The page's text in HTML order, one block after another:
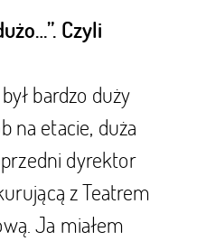
Czyli
bardzo duży
na etacie, duża
dyrektor
z Teatrem
Ja miałem